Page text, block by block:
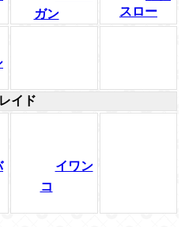
ガン
スロー
イド
イワン
コ